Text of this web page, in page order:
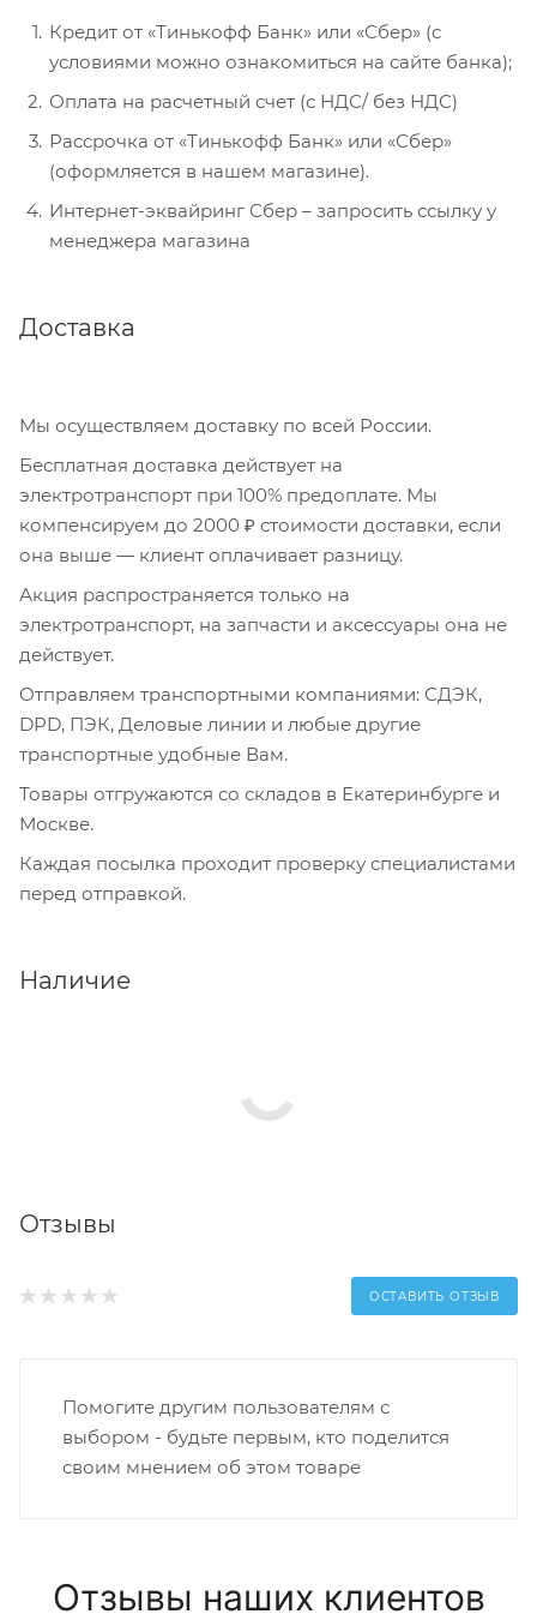
Кредит от «Тинькофф Банк» или «Сбер» (с
условиями можно ознакомиться на сайте банка);
Оплата на расчетный счет (с НДС/ без НДС)
Рассрочка от «Тинькофф Банк» или «Сбер»
(оформляется в нашем магазине).
Интернет-эквайринг Сбер – запросить ссылку у
менеджера магазина
Доставка
Мы осуществляем доставку по всей России.
Бесплатная доставка действует на
электротранспорт при 100% предоплате. Мы
компенсируем до 2000 ₽ стоимости доставки, если
она выше — клиент оплачивает разницу.
Акция распространяется только на
электротранспорт, на запчасти и аксессуары она не
действует.
Отправляем транспортными компаниями: СДЭК,
DPD, ПЭК, Деловые линии и любые другие
транспортные удобные Вам.
Товары отгружаются со складов в Екатеринбурге и
Москве.
Каждая посылка проходит проверку специалистами
перед отправкой.
Наличие
Отзывы
ОСТАВИТЬ ОТЗЫВ
Помогите другим пользователям с
выбором - будьте первым, кто поделится
своим мнением об этом товаре
Отзывы наших клиентов